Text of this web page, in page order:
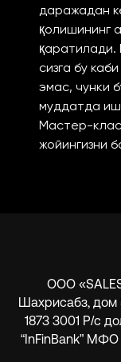
даражадан
қолишининг
қаратилади.
сизга бу
эмас, чунки
муддатда
Мастер-
жойингизни
ООО
Шахрисабз, дом
1873 3001 Р/с
“InFinBank”